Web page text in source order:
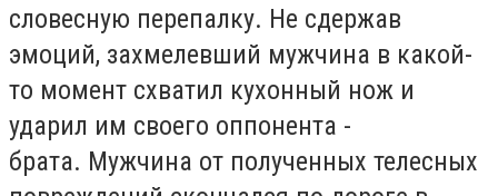
словесную перепалку. Не сдержав
эмоций, захмелевший мужчина в какой-
то момент схватил кухонный нож и
ударил им своего оппонента -
брата. Мужчина от полученных телесных